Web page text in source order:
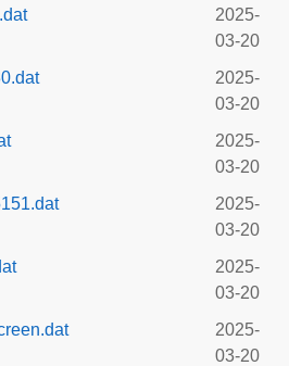
2025-
03-20
2025-
03-20
2025-
03-20
2025-
03-20
2025-
03-20
2025-
03-20